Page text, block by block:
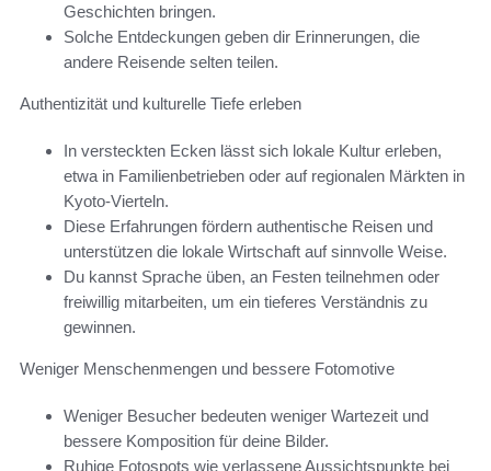
Geschichten bringen.
Solche Entdeckungen geben dir Erinnerungen, die
andere Reisende selten teilen.
Authentizität und kulturelle Tiefe erleben
In versteckten Ecken lässt sich lokale Kultur erleben,
etwa in Familienbetrieben oder auf regionalen Märkten in
Kyoto-Vierteln.
Diese Erfahrungen fördern authentische Reisen und
unterstützen die lokale Wirtschaft auf sinnvolle Weise.
Du kannst Sprache üben, an Festen teilnehmen oder
freiwillig mitarbeiten, um ein tieferes Verständnis zu
gewinnen.
Weniger Menschenmengen und bessere Fotomotive
Weniger Besucher bedeuten weniger Wartezeit und
bessere Komposition für deine Bilder.
Ruhige Fotospots wie verlassene Aussichtspunkte bei